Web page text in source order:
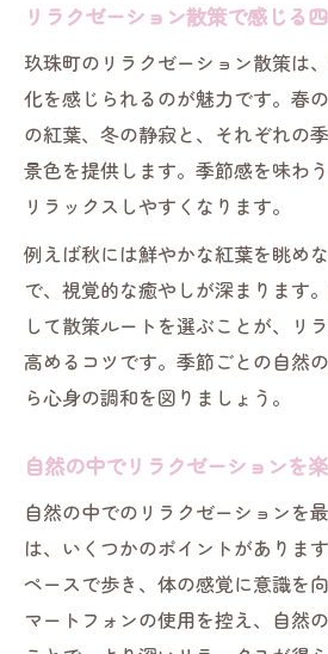
リラクゼーション散策で感じる
玖珠町のリラクゼーション散策は
化を感じられるのが魅力です。春
の紅葉、冬の静寂と、それぞれの
景色を提供します。季節感を味わ
リラックスしやすくなります。
例えば秋には鮮やかな紅葉を眺め
で、視覚的な癒やしが深まります
して散策ルートを選ぶことが、リ
高めるコツです。季節ごとの自然
ら心身の調和を図りましょう。
自然の中でリラクゼーションを
自然の中でのリラクゼーションを
は、いくつかのポイントがありま
ペースで歩き、体の感覚に意識を
マートフォンの使用を控え、自然